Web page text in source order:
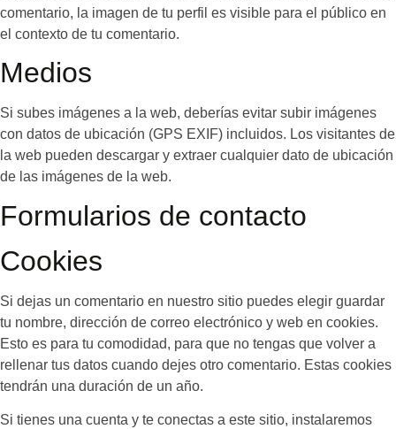
comentario, la imagen de tu perfil es visible para el público en
el contexto de tu comentario.
Medios
Si subes imágenes a la web, deberías evitar subir imágenes
con datos de ubicación (GPS EXIF) incluidos. Los visitantes de
la web pueden descargar y extraer cualquier dato de ubicación
de las imágenes de la web.
Formularios de contacto
Cookies
Si dejas un comentario en nuestro sitio puedes elegir guardar
tu nombre, dirección de correo electrónico y web en cookies.
Esto es para tu comodidad, para que no tengas que volver a
rellenar tus datos cuando dejes otro comentario. Estas cookies
tendrán una duración de un año.
Si tienes una cuenta y te conectas a este sitio, instalaremos